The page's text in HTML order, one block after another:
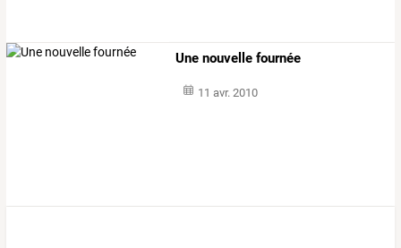
Une nouvelle fournée
11 avr. 2010